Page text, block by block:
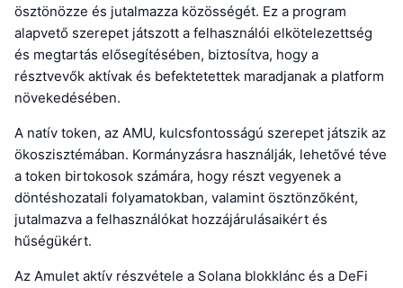
ösztönözze és jutalmazza közösségét. Ez a program
alapvető szerepet játszott a felhasználói elkötelezettség
és megtartás elősegítésében, biztosítva, hogy a
résztvevők aktívak és befektetettek maradjanak a platform
növekedésében.
A natív token, az AMU, kulcsfontosságú szerepet játszik az
ökoszisztémában. Kormányzásra használják, lehetővé téve
a token birtokosok számára, hogy részt vegyenek a
döntéshozatali folyamatokban, valamint ösztönzőként,
jutalmazva a felhasználókat hozzájárulásaikért és
hűségükért.
Az Amulet aktív részvétele a Solana blokklánc és a DeFi